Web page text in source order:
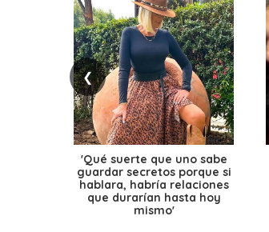
❮
'Qué suerte que uno sabe
guardar secretos porque si
hablara, habría relaciones
que durarían hasta hoy
mismo'